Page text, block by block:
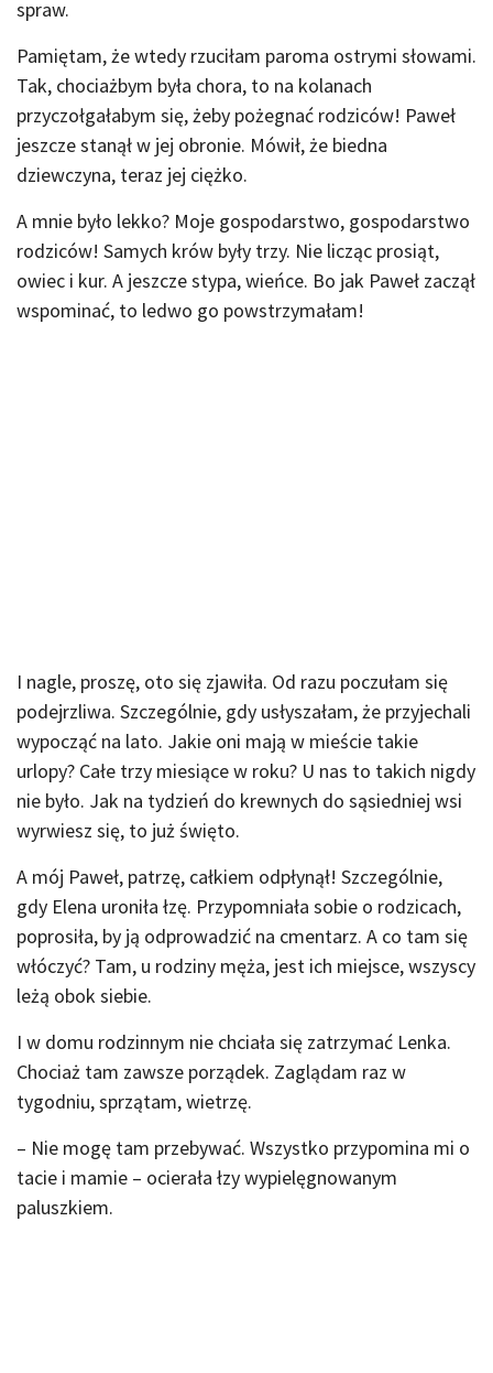
spraw.
Pamiętam, że wtedy rzuciłam paroma ostrymi słowami.
Tak, chociażbym była chora, to na kolanach
przyczołgałabym się, żeby pożegnać rodziców! Paweł
jeszcze stanął w jej obronie. Mówił, że biedna
dziewczyna, teraz jej ciężko.
A mnie było lekko? Moje gospodarstwo, gospodarstwo
rodziców! Samych krów były trzy. Nie licząc prosiąt,
owiec i kur. A jeszcze stypa, wieńce. Bo jak Paweł zaczął
wspominać, to ledwo go powstrzymałam!
I nagle, proszę, oto się zjawiła. Od razu poczułam się
podejrzliwa. Szczególnie, gdy usłyszałam, że przyjechali
wypocząć na lato. Jakie oni mają w mieście takie
urlopy? Całe trzy miesiące w roku? U nas to takich nigdy
nie było. Jak na tydzień do krewnych do sąsiedniej wsi
wyrwiesz się, to już święto.
A mój Paweł, patrzę, całkiem odpłynął! Szczególnie,
gdy Elena uroniła łzę. Przypomniała sobie o rodzicach,
poprosiła, by ją odprowadzić na cmentarz. A co tam się
włóczyć? Tam, u rodziny męża, jest ich miejsce, wszyscy
leżą obok siebie.
I w domu rodzinnym nie chciała się zatrzymać Lenka.
Chociaż tam zawsze porządek. Zaglądam raz w
tygodniu, sprzątam, wietrzę.
– Nie mogę tam przebywać. Wszystko przypomina mi o
tacie i mamie – ocierała łzy wypielęgnowanym
paluszkiem.